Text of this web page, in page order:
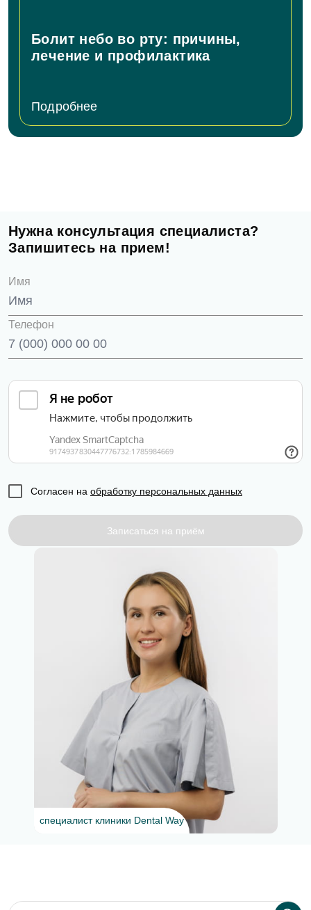
Болит небо во рту: причины,
лечение и профилактика
Подробнее
Нужна консультация специалиста?
Запишитесь на прием!
Имя
Телефон
Согласен на обработку персональных данных
Записаться на приём
специалист клиники Dental Way